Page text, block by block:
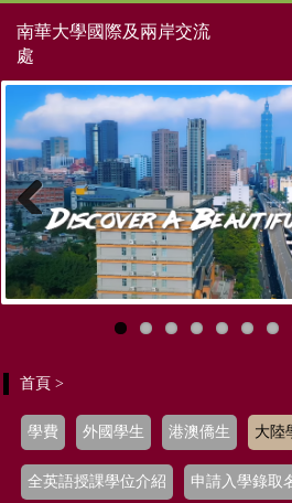
南華大學國際及兩岸交流
處
Previous
首頁 >
學費 外國學生 港澳僑生 大陸
全英語授課學位介紹 申請入學錄取